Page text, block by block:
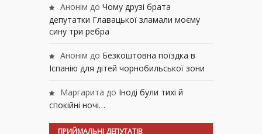
Анонім до Чому друзі брата
депутатки Главацької зламали моєму
сину три ребра
Анонім до Безкоштовна поїздка в
Іспанію для дітей чорнобильської зони
Маргарита до Іноді були тихі й
спокійні ночі…
ПРИЙМАЛЬНІ ДЕПУТАТІВ